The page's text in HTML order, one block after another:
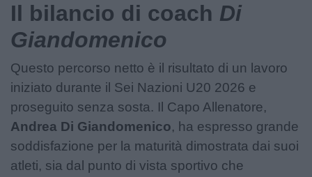
Il bilancio di coach Di
Giandomenico
Questo percorso netto è il risultato di un lavoro
iniziato durante il Sei Nazioni U20 2026 e
proseguito senza sosta. Il Capo Allenatore,
Andrea Di Giandomenico, ha espresso grande
soddisfazione per la maturità dimostrata dai suoi
atleti, sia dal punto di vista sportivo che